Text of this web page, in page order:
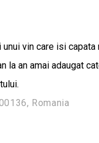
vin care isi
la an amai adaugat
Romania